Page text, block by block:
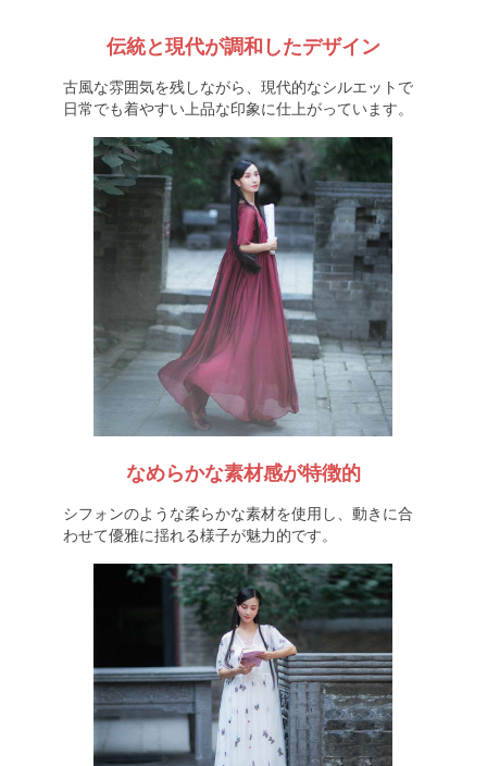
伝統と現代が調和したデザイン
古風な雰囲気を残しながら、現代的なシルエットで
日常でも着やすい上品な印象に仕上がっています。
なめらかな素材感が特徴的
シフォンのような柔らかな素材を使用し、動きに合
わせて優雅に揺れる様子が魅力的です。